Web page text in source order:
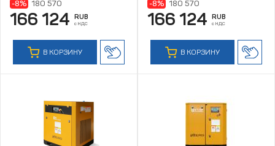
-8% 180 570
166 124 RUB
с НДС
В КОРЗИНУ
-8% 180 570
166 124 RUB
с НДС
В КОРЗИНУ